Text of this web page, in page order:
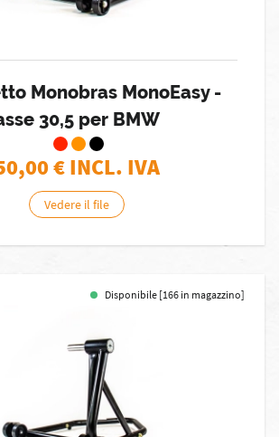
Monobras MonoEasy -
30,5 per BMW
€ INCL. IVA
Vedere il file
Disponibile [166 in magazzino]